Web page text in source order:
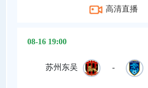
高清直播
08-16 19:00
苏州东吴 -